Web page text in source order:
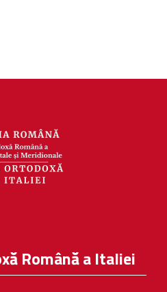
Română a Italiei